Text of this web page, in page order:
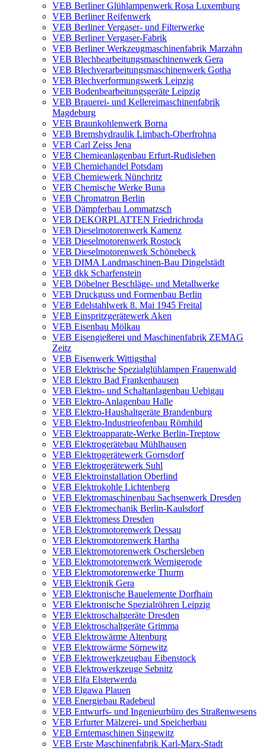
VEB Berliner Glühlampenwerk Rosa Luxemburg
VEB Berliner Reifenwerk
VEB Berliner Vergaser- und Filterwerke
VEB Berliner Vergaser-Fabrik
VEB Berliner Werkzeugmaschinenfabrik Marzahn
VEB Blechbearbeitungsmaschinenwerk Gera
VEB Blechverarbeitungsmaschinenwerk Gotha
VEB Blechverformungswerk Leipzig
VEB Bodenbearbeitungsgeräte Leipzig
VEB Brauerei- und Kellereimaschinenfabrik
Magdeburg
VEB Braunkohlenwerk Borna
VEB Bremshydraulik Limbach-Oberfrohna
VEB Carl Zeiss Jena
VEB Chemieanlagenbau Erfurt-Rudisleben
VEB Chemiehandel Potsdam
VEB Chemiewerk Nünchritz
VEB Chemische Werke Buna
VEB Chromatron Berlin
VEB Dämpferbau Lommatzsch
VEB DEKORPLATTEN Friedrichroda
VEB Dieselmotorenwerk Kamenz
VEB Dieselmotorenwerk Rostock
VEB Dieselmotorenwerk Schönebeck
VEB DIMA Landmaschinen-Bau Dingelstädt
VEB dkk Scharfenstein
VEB Döbelner Beschläge- und Metallwerke
VEB Druckguss und Formenbau Berlin
VEB Edelstahlwerk 8. Mai 1945 Freital
VEB Einspritzgerätewerk Aken
VEB Eisenbau Mölkau
VEB Eisengießerei und Maschinenfabrik ZEMAG
Zeitz
VEB Eisenwerk Wittigsthal
VEB Elektrische Spezialglühlampen Frauenwald
VEB Elektro Bad Frankenhausen
VEB Elektro- und Schaltanlagenbau Uebigau
VEB Elektro-Anlagenbau Halle
VEB Elektro-Haushaltgeräte Brandenburg
VEB Elektro-Industrieofenbau Römhild
VEB Elektroapparate-Werke Berlin-Treptow
VEB Elektrogerätebau Mühlhausen
VEB Elektrogerätewerk Gornsdorf
VEB Elektrogerätewerk Suhl
VEB Elektroinstallation Oberlind
VEB Elektrokohle Lichtenberg
VEB Elektromaschinenbau Sachsenwerk Dresden
VEB Elektromechanik Berlin-Kaulsdorf
VEB Elektromess Dresden
VEB Elektromotorenwerk Dessau
VEB Elektromotorenwerk Hartha
VEB Elektromotorenwerk Oschersleben
VEB Elektromotorenwerk Wernigerode
VEB Elektromotorenwerke Thurm
VEB Elektronik Gera
VEB Elektronische Bauelemente Dorfhain
VEB Elektronische Spezialröhren Leipzig
VEB Elektroschaltgeräte Dresden
VEB Elektroschaltgeräte Grimma
VEB Elektrowärme Altenburg
VEB Elektrowärme Sörnewitz
VEB Elektrowerkzeugbau Eibenstock
VEB Elektrowerkzeuge Sebnitz
VEB Elfa Elsterwerda
VEB Elgawa Plauen
VEB Energiebau Radebeul
VEB Entwurfs- und Ingenieurbüro des Straßenwesens
VEB Erfurter Mälzerei- und Speicherbau
VEB Erntemaschinen Singewitz
VEB Erste Maschinenfabrik Karl-Marx-Stadt